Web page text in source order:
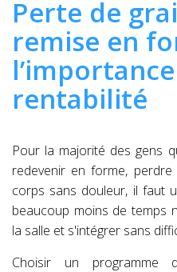
Perte de
remise en
rentabilité
Pour la majorité des gens
redevenir en forme,
corps sans douleur, il faut
beaucoup moins de temps
la salle et s'intégrer sans
Choisir un programme